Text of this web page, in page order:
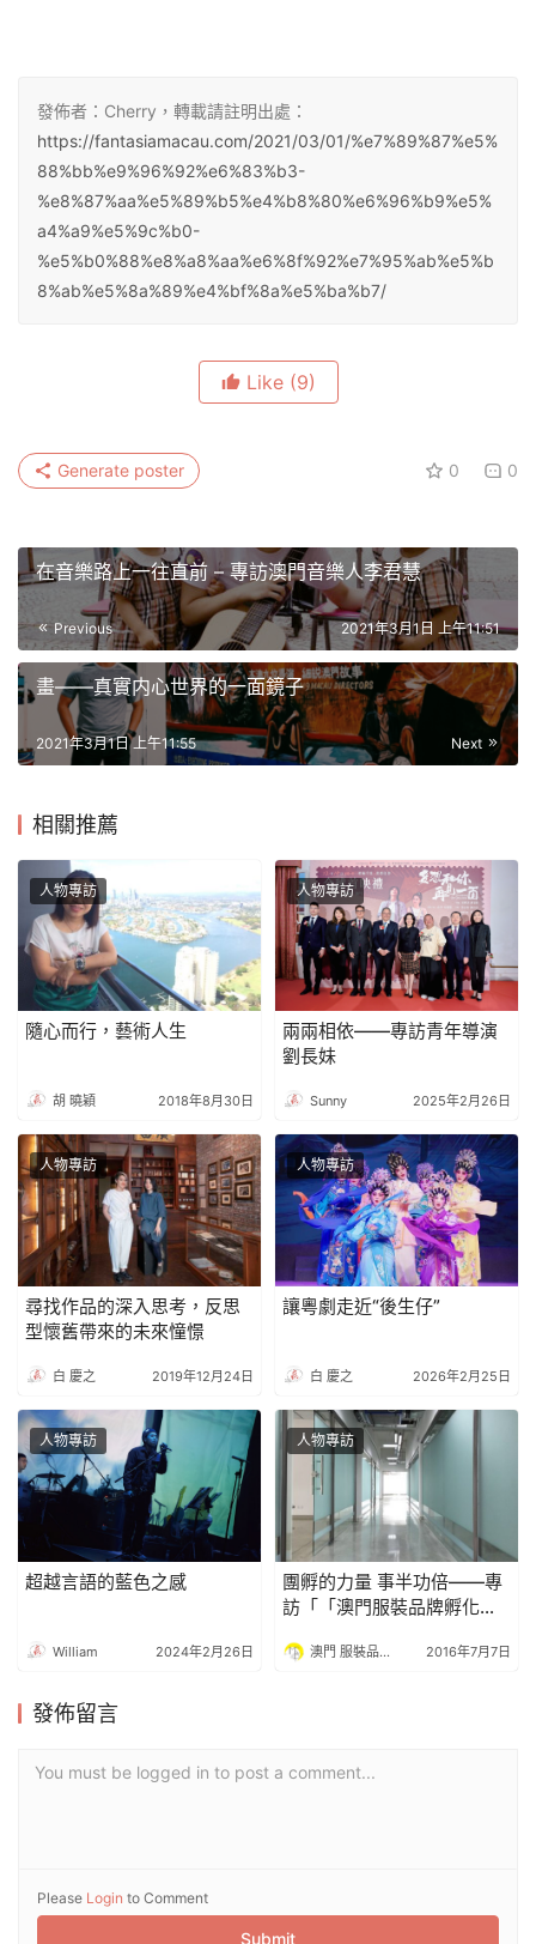
發佈者：Cherry，轉載請註明出處：
https://fantasiamacau.com/2021/03/01/%e7%89%87%e5%
88%bb%e9%96%92%e6%83%b3-
%e8%87%aa%e5%89%b5%e4%b8%80%e6%96%b9%e5%
a4%a9%e5%9c%b0-
%e5%b0%88%e8%a8%aa%e6%8f%92%e7%95%ab%e5%b
8%ab%e5%8a%89%e4%bf%8a%e5%ba%b7/
Like (9)
0 0
Generate poster
在音樂路上一往直前 – 專訪澳門音樂人李君慧
Previous 2021年3月1日 上午11:51
畫——真實内心世界的一面鏡子
Next
2021年3月1日 上午11:55
相關推薦
人物專訪
隨心而行，藝術人生
胡 曉穎 2018年8月30日
人物專訪
兩兩相依——專訪青年導演
劉長妹
Sunny 2025年2月26日
人物專訪
尋找作品的深入思考，反思
型懷舊帶來的未來憧憬
白 慶之 2019年12月24日
人物專訪
讓粵劇走近“後生仔”
白 慶之 2026年2月25日
人物專訪
超越言語的藍色之感
William 2024年2月26日
人物專訪
團孵的力量 事半功倍——專
訪「「澳門服裝品牌孵化中
澳門 服裝品牌孵化中心 2016年7月7日
發佈留言
You must be logged in to post a comment...
Please Login to Comment
Submit